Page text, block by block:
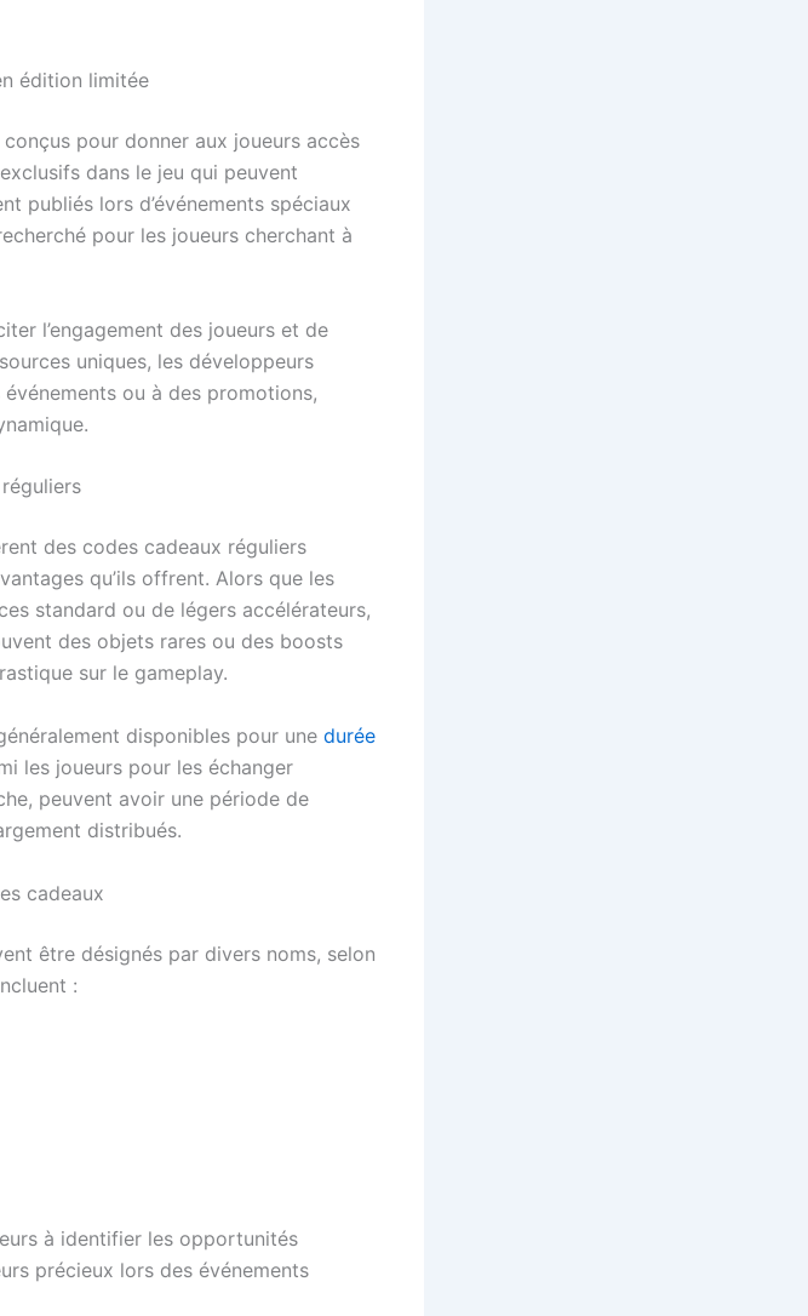
édition limitée
pour donner aux joueurs accès
dans le jeu qui peuvent
publiés lors d’événements spéciaux
pour les joueurs cherchant à
l’engagement des joueurs et de
uniques, les développeurs
ou à des promotions,
des codes cadeaux réguliers
qu’ils offrent. Alors que les
standard ou de légers accélérateurs,
des objets rares ou des boosts
sur le gameplay.
disponibles pour une durée
les joueurs pour les échanger
peuvent avoir une période de
distribués.
cadeaux
être désignés par divers noms, selon
:
à identifier les opportunités
précieux lors des événements